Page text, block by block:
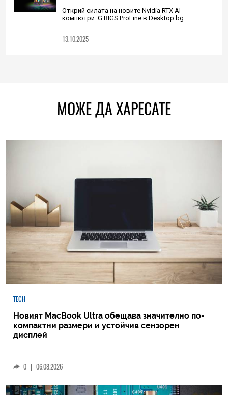
Открий силата на новите Nvidia RTX AI
компютри: G:RIGS ProLine в Desktop.bg
13.10.2025
МОЖЕ ДА ХАРЕСАТЕ
TECH
Новият MacBook Ultra обещава значително по-
компактни размери и устойчив сензорен
дисплей
0 | 06.08.2026